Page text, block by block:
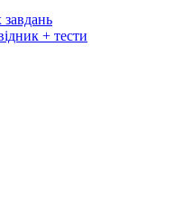
завдань
+ тести